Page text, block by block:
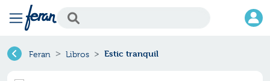
Feran Libros Estic tranquil